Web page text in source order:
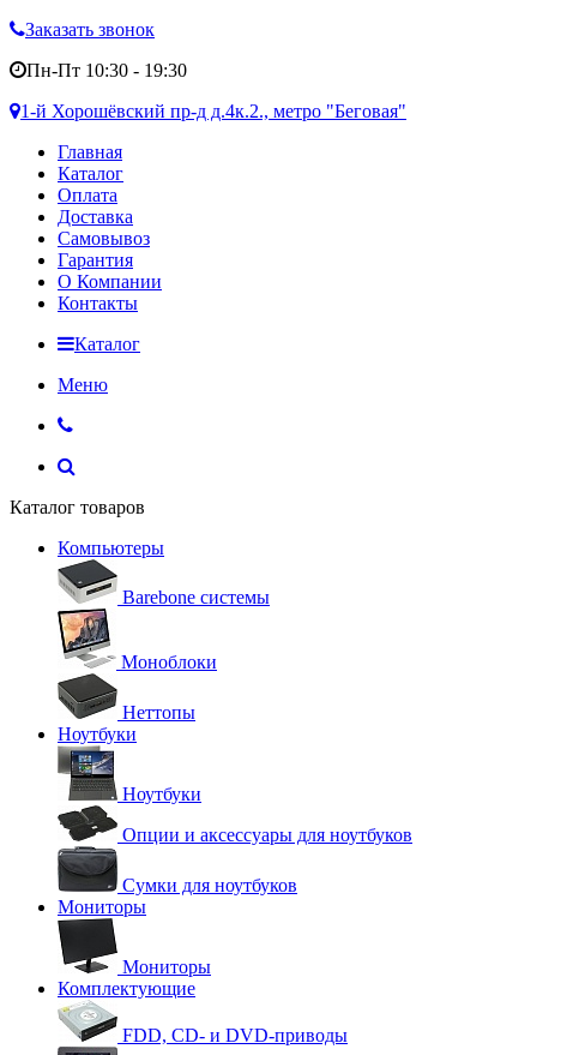
Заказать звонок
Пн-Пт 10:30 - 19:30
1-й Хорошёвский пр-д д.4к.2., метро "Беговая"
Главная
Каталог
Оплата
Доставка
Самовывоз
Гарантия
О Компании
Контакты
Каталог
Меню
Каталог товаров
Компьютеры
Barebone системы
Моноблоки
Неттопы
Ноутбуки
Ноутбуки
Опции и аксессуары для ноутбуков
Сумки для ноутбуков
Мониторы
Мониторы
Комплектующие
FDD, CD- и DVD-приводы